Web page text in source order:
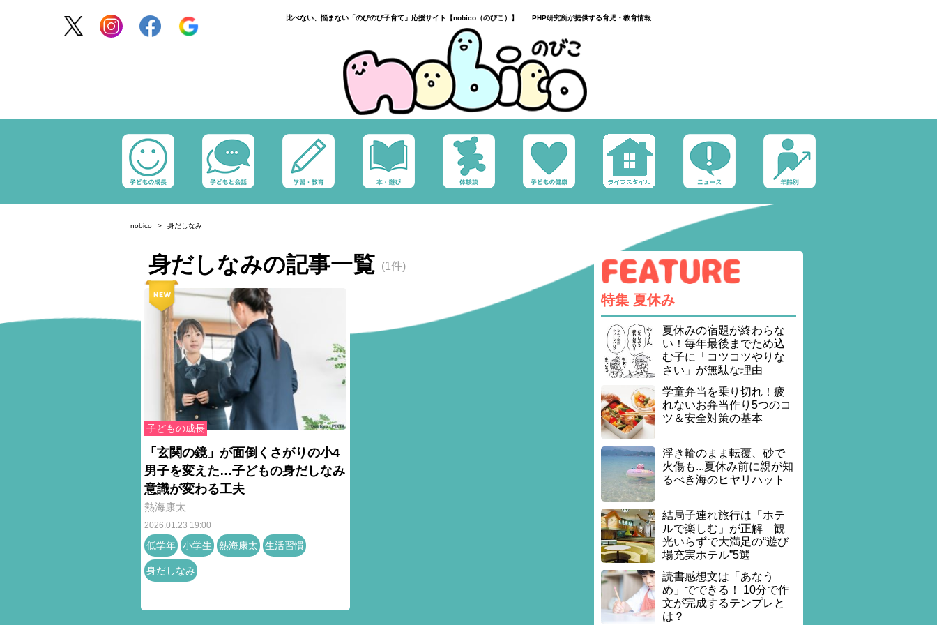
比べない、悩まない「のびのび子育て」応援サイト【nobico（のびこ）】 PHP研究所が提供する育児・教育情報
nobico 身だしなみ
身だしなみの記事一覧 (1件)
子どもの成長
「玄関の鏡」が面倒くさがりの小4
男子を変えた…子どもの身だしなみ
意識が変わる工夫
熱海康太
2026.01.23 19:00
低学年 小学生 熱海康太 生活習慣
身だしなみ
特集 夏休み
夏休みの宿題が終わらな
い！毎年最後までため込
む子に「コツコツやりな
さい」が無駄な理由
学童弁当を乗り切れ！疲
れないお弁当作り5つのコ
ツ＆安全対策の基本
浮き輪のまま転覆、砂で
火傷も...夏休み前に親が知
るべき海のヒヤリハット
結局子連れ旅行は「ホテ
ルで楽しむ」が正解 観
光いらずで大満足の“遊び
場充実ホテル”5選
読書感想文は「あなう
め」でできる！ 10分で作
文が完成するテンプレと
は？